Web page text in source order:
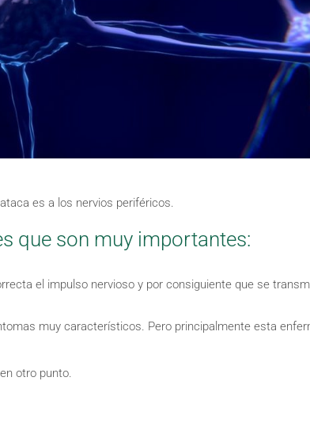
es a los nervios periféricos.
que son muy importantes:
el impulso nervioso y por consiguiente que se
muy característicos. Pero principalmente esta
otro punto.